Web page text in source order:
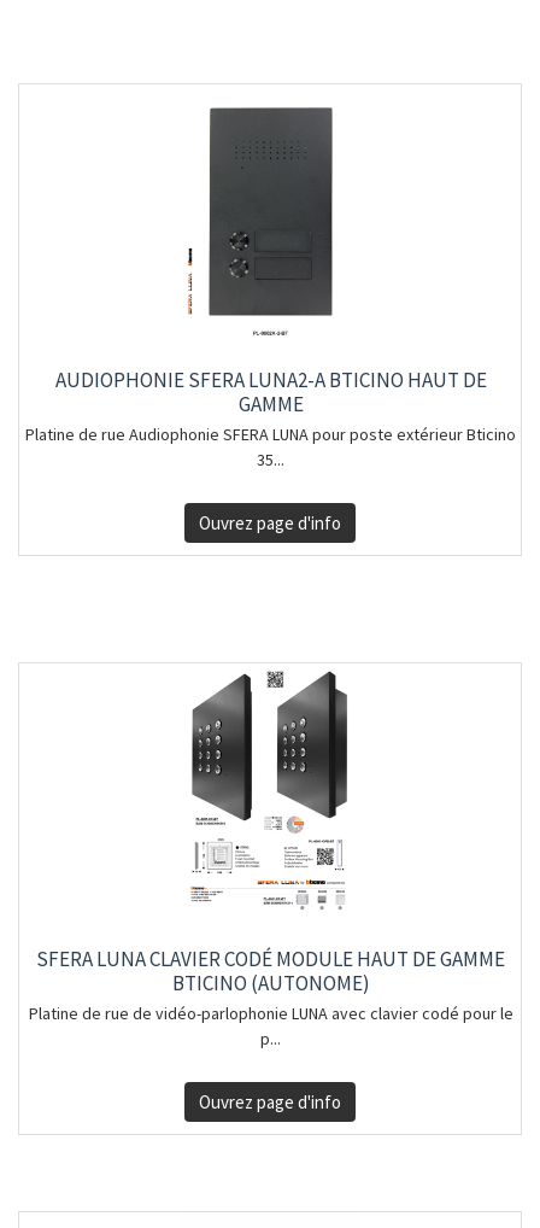
AUDIOPHONIE SFERA LUNA2-A BTICINO HAUT DE
GAMME
Platine de rue Audiophonie SFERA LUNA pour poste extérieur Bticino
35...
Ouvrez page d'info
SFERA LUNA CLAVIER CODÉ MODULE HAUT DE GAMME
BTICINO (AUTONOME)
Platine de rue de vidéo-parlophonie LUNA avec clavier codé pour le
p...
Ouvrez page d'info